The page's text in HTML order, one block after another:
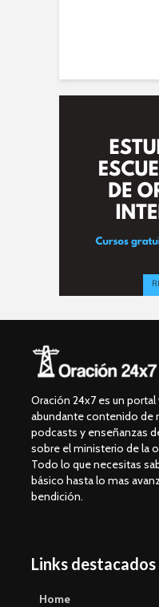
Oración 24x7 es un
abundante contenido de
podcasts y enseñanzas
sobre el ministerio de la
Todo lo que necesitas
básico hasta lo mas
bendición.
Links destacados
Home